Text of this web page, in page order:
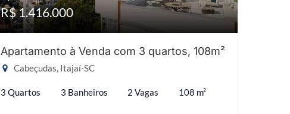
R$ 1.416.000
Apartamento à Venda com 3 quartos, 108m²
Cabeçudas, Itajaí-SC
3 Quartos 3 Banheiros 2 Vagas 108 m²